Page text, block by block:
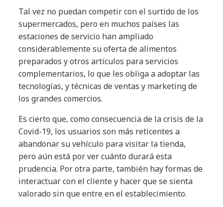
Tal vez no puedan competir con el surtido de los
supermercados, pero en muchos países las
estaciones de servicio han ampliado
considerablemente su oferta de alimentos
preparados y otros artículos para servicios
complementarios, lo que les obliga a adoptar las
tecnologías, y técnicas de ventas y marketing de
los grandes comercios.
Es cierto que, como consecuencia de la crisis de la
Covid-19, los usuarios son más reticentes a
abandonar su vehículo para visitar la tienda,
pero aún está por ver cuánto durará esta
prudencia. Por otra parte, también hay formas de
interactuar con el cliente y hacer que se sienta
valorado sin que entre en el establecimiento.